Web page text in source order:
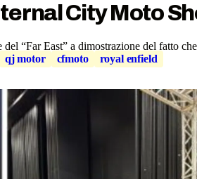
City Moto
“Far East” a dimostrazione del fatto
qj motor cfmoto
royal enfield